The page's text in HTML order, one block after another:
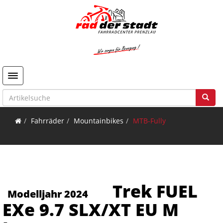
Toggle navigation
Fahrräder Mountainbikes MTB-Fully
Modelljahr 2024
Trek FUEL
EXe 9.7 SLX/XT EU M